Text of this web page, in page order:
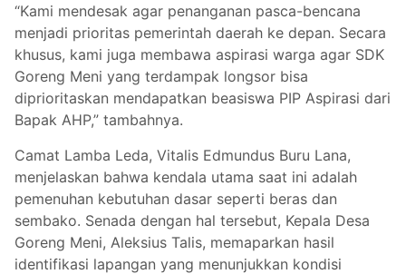
“Kami mendesak agar penanganan pasca-bencana
menjadi prioritas pemerintah daerah ke depan. Secara
khusus, kami juga membawa aspirasi warga agar SDK
Goreng Meni yang terdampak longsor bisa
diprioritaskan mendapatkan beasiswa PIP Aspirasi dari
Bapak AHP,” tambahnya.
Camat Lamba Leda, Vitalis Edmundus Buru Lana,
menjelaskan bahwa kendala utama saat ini adalah
pemenuhan kebutuhan dasar seperti beras dan
sembako. Senada dengan hal tersebut, Kepala Desa
Goreng Meni, Aleksius Talis, memaparkan hasil
identifikasi lapangan yang menunjukkan kondisi